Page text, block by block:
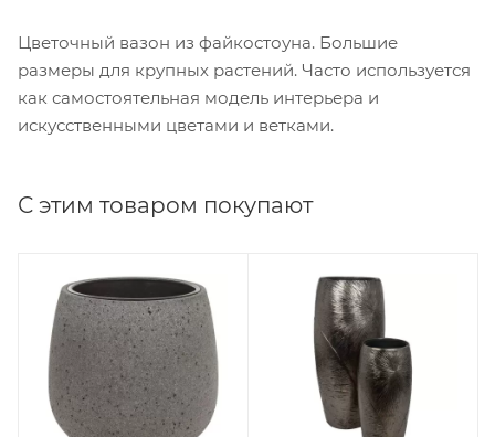
Цветочный вазон из файкостоуна. Большие
размеры для крупных растений. Часто используется
как самостоятельная модель интерьера и
искусственными цветами и ветками.
С этим товаром покупают